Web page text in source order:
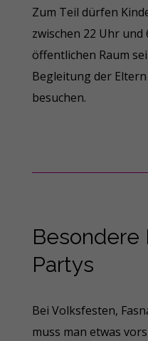
Zum Teil dürfen
zwischen 22 Uhr
öffentlichen Raum
Begleitung der
besuchen.
Besondere
Partys
Bei Volksfesten,
muss man etwas